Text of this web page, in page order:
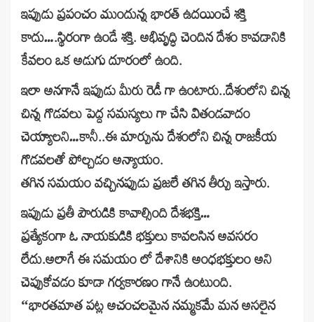
ఇప్పుడు ప్రపంచం ముందున్న భారత్ ఉదయించే శక్తి
కాదు….స్థిరంగా ఉండే శక్తి. అభివృద్ధి చెందిన దేశం కావడానికి
కేవలం ఒక అడుగు దూరంలో ఉంది.
ఇలా అనగానే ఇప్పుడు మీరు రెడీ గా ఉంటారు..దేశంలోని చిన్న
చిన్న గొడవలు పెద్ద సమస్యలు గా చేసి వితండవాదం
చెయ్యాలని…కానీ..ఈ మార్పును దేశంలోని చిన్న రాజకీయ
గొడవలతో పోల్చడం అన్యాయం.
తగిన సమయం వచ్చినప్పుడు ప్రజలే తగిన తీర్పు ఇస్తారు.
ఇప్పుడు ప్రతీ పౌరుడికి కావాల్సింది దేశభక్తి…
ప్రత్యేకంగా ఓ నాయకుడికి భక్తులు కావలసిన అవసరం
లేదు.అలాగే ఈ సమయం లో దేశానికి అంధభక్తులం అని
చెప్పుకోవడం కూడా గర్వకారణం గానే ఉంటుంది.
“భారతమాత పట్ల అచంచలమైన నమ్మకమే మన అసలైన